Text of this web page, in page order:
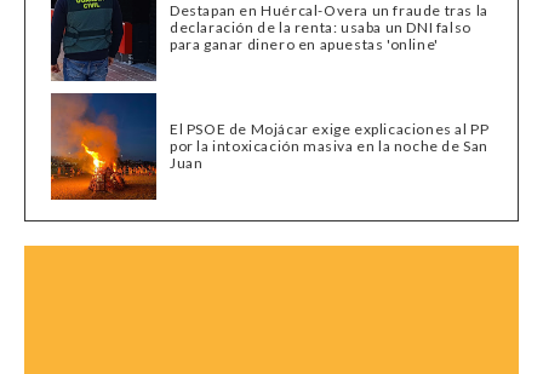
Destapan en Huércal-Overa un fraude tras la
declaración de la renta: usaba un DNI falso
para ganar dinero en apuestas 'online'
El PSOE de Mojácar exige explicaciones al PP
por la intoxicación masiva en la noche de San
Juan